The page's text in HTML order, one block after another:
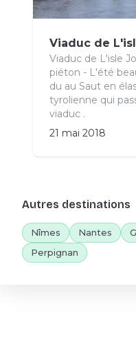
Viaduc de
Viaduc de L'isle
piéton - L'été
du au Saut en
tyrolienne qui
viaduc .
21 mai 2018
Autres destinations
Nîmes Nantes
Perpignan